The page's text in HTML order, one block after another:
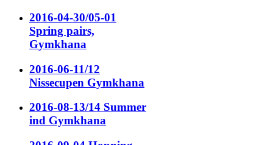
2016-04-30/05-01
Spring pairs,
Gymkhana
2016-06-11/12
Nissecupen Gymkhana
2016-08-13/14 Summer
ind Gymkhana